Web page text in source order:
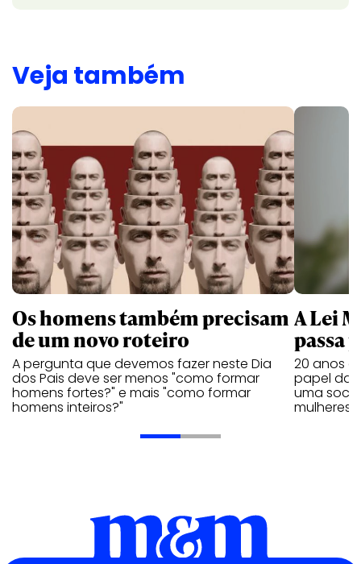
Veja também
Os homens também precisam
de um novo roteiro
A pergunta que devemos fazer neste Dia
dos Pais deve ser menos "como formar
homens fortes?" e mais "como formar
homens inteiros?"
A Lei
passa
20 anos
papel da
uma
mulheres